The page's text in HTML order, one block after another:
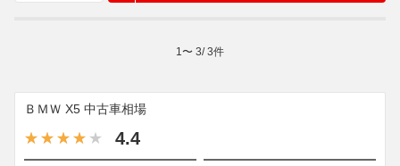
1 〜 3/3件
ＢＭＷ X5 中古車相場
4.4